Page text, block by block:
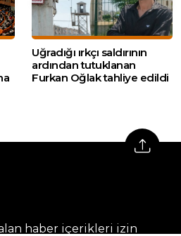
Uğradığı ırkçı saldırının
ardından tutuklanan
Furkan Oğlak tahliye edildi
haber içerikleri izin